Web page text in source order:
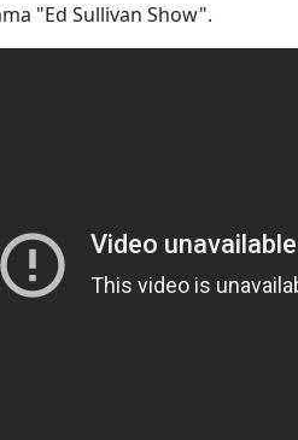
"Ed Sullivan Show".